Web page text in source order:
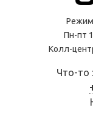
Пн-пт
Колл-
Что-то